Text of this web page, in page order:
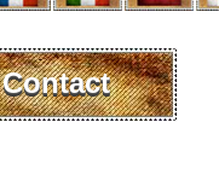
Contact